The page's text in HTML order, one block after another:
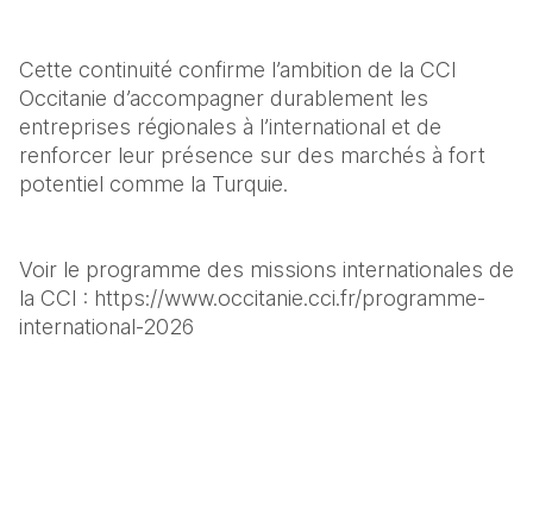
Cette continuité confirme l’ambition de la CCI
Occitanie d’accompagner durablement les
entreprises régionales à l’international et de
renforcer leur présence sur des marchés à fort
potentiel comme la Turquie.
Voir le programme des missions internationales de
la CCI : https://www.occitanie.cci.fr/programme-
international-2026